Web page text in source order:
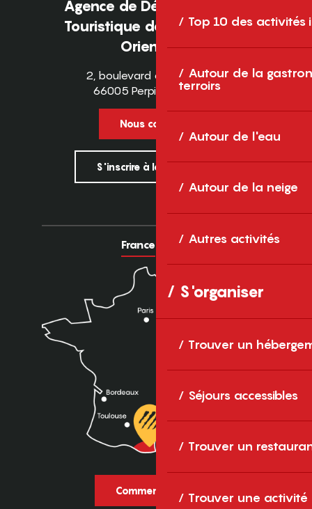
Top 10 des activités
Autour de la
terroirs
Autour de l'eau
Autour de la neige
Autres activités
S'organiser
Trouver un
Séjours accessibles
Trouver un
Trouver une activité
Agence de Développement
Touristique des Pyrénées-
Orientales
2, boulevard des Pyrénées
66005 Perpignan Cedex
Nous contacter
S'inscrire à la newsletter
France Europe
Comment venir ?